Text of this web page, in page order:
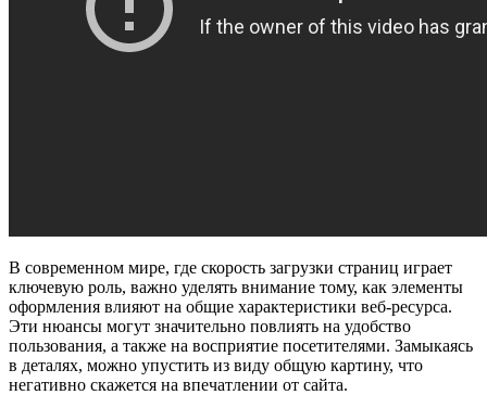
В современном мире, где скорость загрузки страниц играет
ключевую роль, важно уделять внимание тому, как элементы
оформления влияют на общие характеристики веб-ресурса.
Эти нюансы могут значительно повлиять на удобство
пользования, а также на восприятие посетителями. Замыкаясь
в деталях, можно упустить из виду общую картину, что
негативно скажется на впечатлении от сайта.